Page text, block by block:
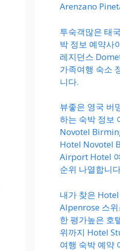
Arenzano
투숙객많은 태
박 정보 예약사
레지던스
가족여행 숙소
니다.
뷰좋은 영국 버
하는 숙박 정보
Novotel
Hotel Novotel
Airport Hotel
순위 나열합니
내가 찾은
Alpenrose 스위
한 평가높은 호
위까지 Hotel
여행 숙박 예약